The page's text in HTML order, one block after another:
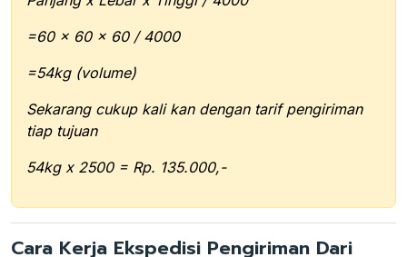
=60 x 60 x 60 / 4000
=54kg (volume)
Sekarang cukup kali kan dengan tarif pengiriman
tiap tujuan
54kg x 2500 = Rp. 135.000,-
Cara Kerja Ekspedisi Pengiriman Dari